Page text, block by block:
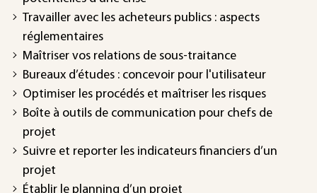
Travailler avec les acheteurs publics : aspects
réglementaires
Maîtriser vos relations de sous-traitance
Bureaux d’études : concevoir pour l'utilisateur
Optimiser les procédés et maîtriser les risques
Boîte à outils de communication pour chefs de
projet
Suivre et reporter les indicateurs financiers d’un
projet
Établir le planning d’un projet